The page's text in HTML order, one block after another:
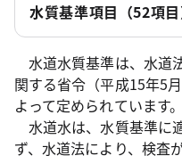
水質基準項目（52項目
水道水質基準は、水道
関する省令（平成15年5
よって定められています。
水道水は、水質基準に
ず、水道法により、検査